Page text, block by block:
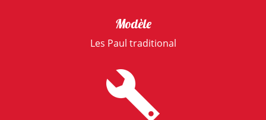
Modèle
Les Paul traditional